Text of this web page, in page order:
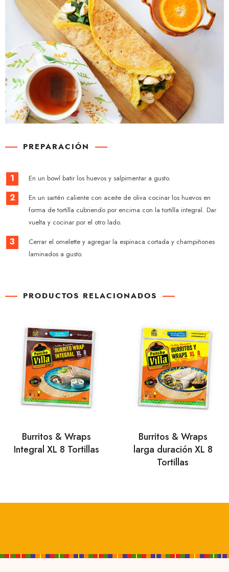
PREPARACIÓN
1 En un bowl batir los huevos y salpimentar a gusto.
2
En un sartén caliente con aceite de oliva cocinar los huevos en
forma de tortilla cubriendo por encima con la tortilla integral. Dar
vuelta y cocinar por el otro lado.
3
Cerrar el omelette y agregar la espinaca cortada y champiñones
laminados a gusto.
PRODUCTOS RELACIONADOS
Burritos & Wraps
Integral XL 8 Tortillas
Burritos & Wraps
larga duración XL 8
Tortillas